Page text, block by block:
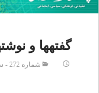
گفته‏ها و
شماره 272 - سه شنبه 14 مرداد 1383